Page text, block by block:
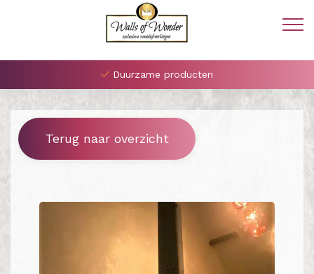
Duurzame producten
Terug naar overzicht